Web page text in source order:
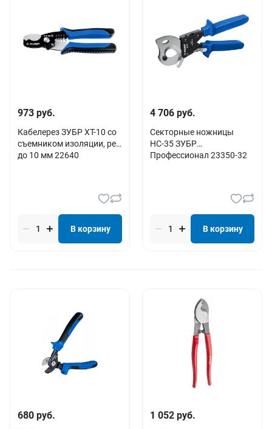
973 руб.
Кабелерез ЗУБР ХT-10 со
съемником изоляции, рез
до 10 мм 22640
В корзину
4 706 руб.
Секторные ножницы
НС-35 ЗУБР
Профессионал 23350-32
В корзину
680 руб. 1 052 руб.